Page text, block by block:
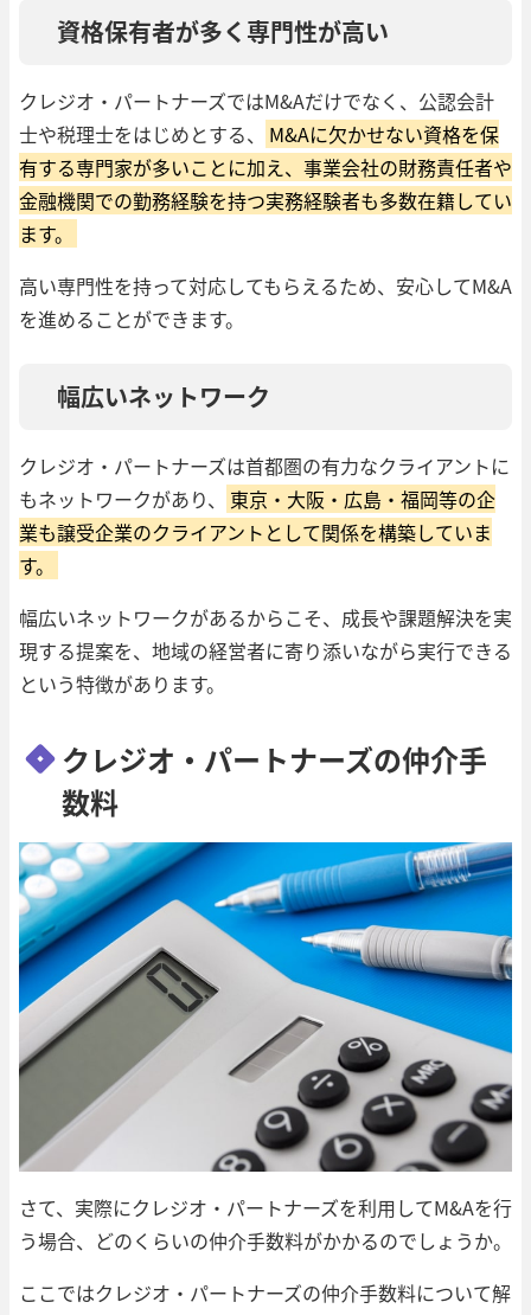
資格保有者が多く専門性が高い
クレジオ・パートナーズではM&Aだけでなく、公認会計
士や税理士をはじめとする、
M&Aに欠かせない資格を保
有する専門家が多いことに加え、事業会社の財務責任者や
金融機関での勤務経験を持つ実務経験者も多数在籍してい
ます。
高い専門性を持って対応してもらえるため、安心してM&A
を進めることができます。
幅広いネットワーク
クレジオ・パートナーズは首都圏の有力なクライアントに
もネットワークがあり、
東京・大阪・広島・福岡等の企
業も譲受企業のクライアントとして関係を構築していま
す。
幅広いネットワークがあるからこそ、成長や課題解決を実
現する提案を、地域の経営者に寄り添いながら実行できる
という特徴があります。
クレジオ・パートナーズの仲介手
数料
さて、実際にクレジオ・パートナーズを利用してM&Aを行
う場合、どのくらいの仲介手数料がかかるのでしょうか。
ここではクレジオ・パートナーズの仲介手数料について解